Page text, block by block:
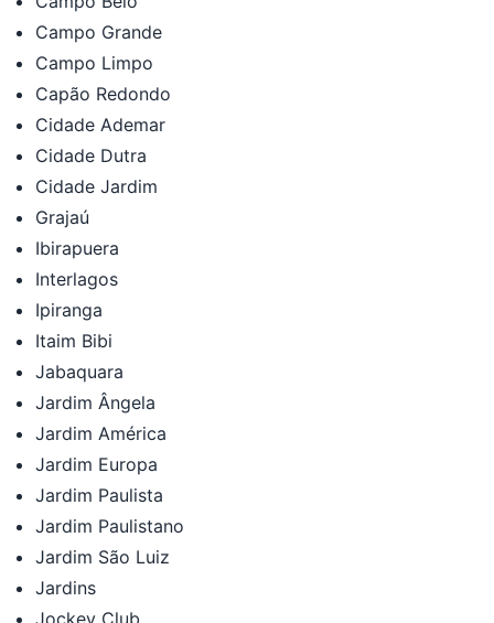
Campo Grande
Campo Limpo
Capão Redondo
Cidade Ademar
Cidade Dutra
Cidade Jardim
Grajaú
Ibirapuera
Interlagos
Ipiranga
Itaim Bibi
Jabaquara
Jardim Ângela
Jardim América
Jardim Europa
Jardim Paulista
Jardim Paulistano
Jardim São Luiz
Jardins
Jockey Club